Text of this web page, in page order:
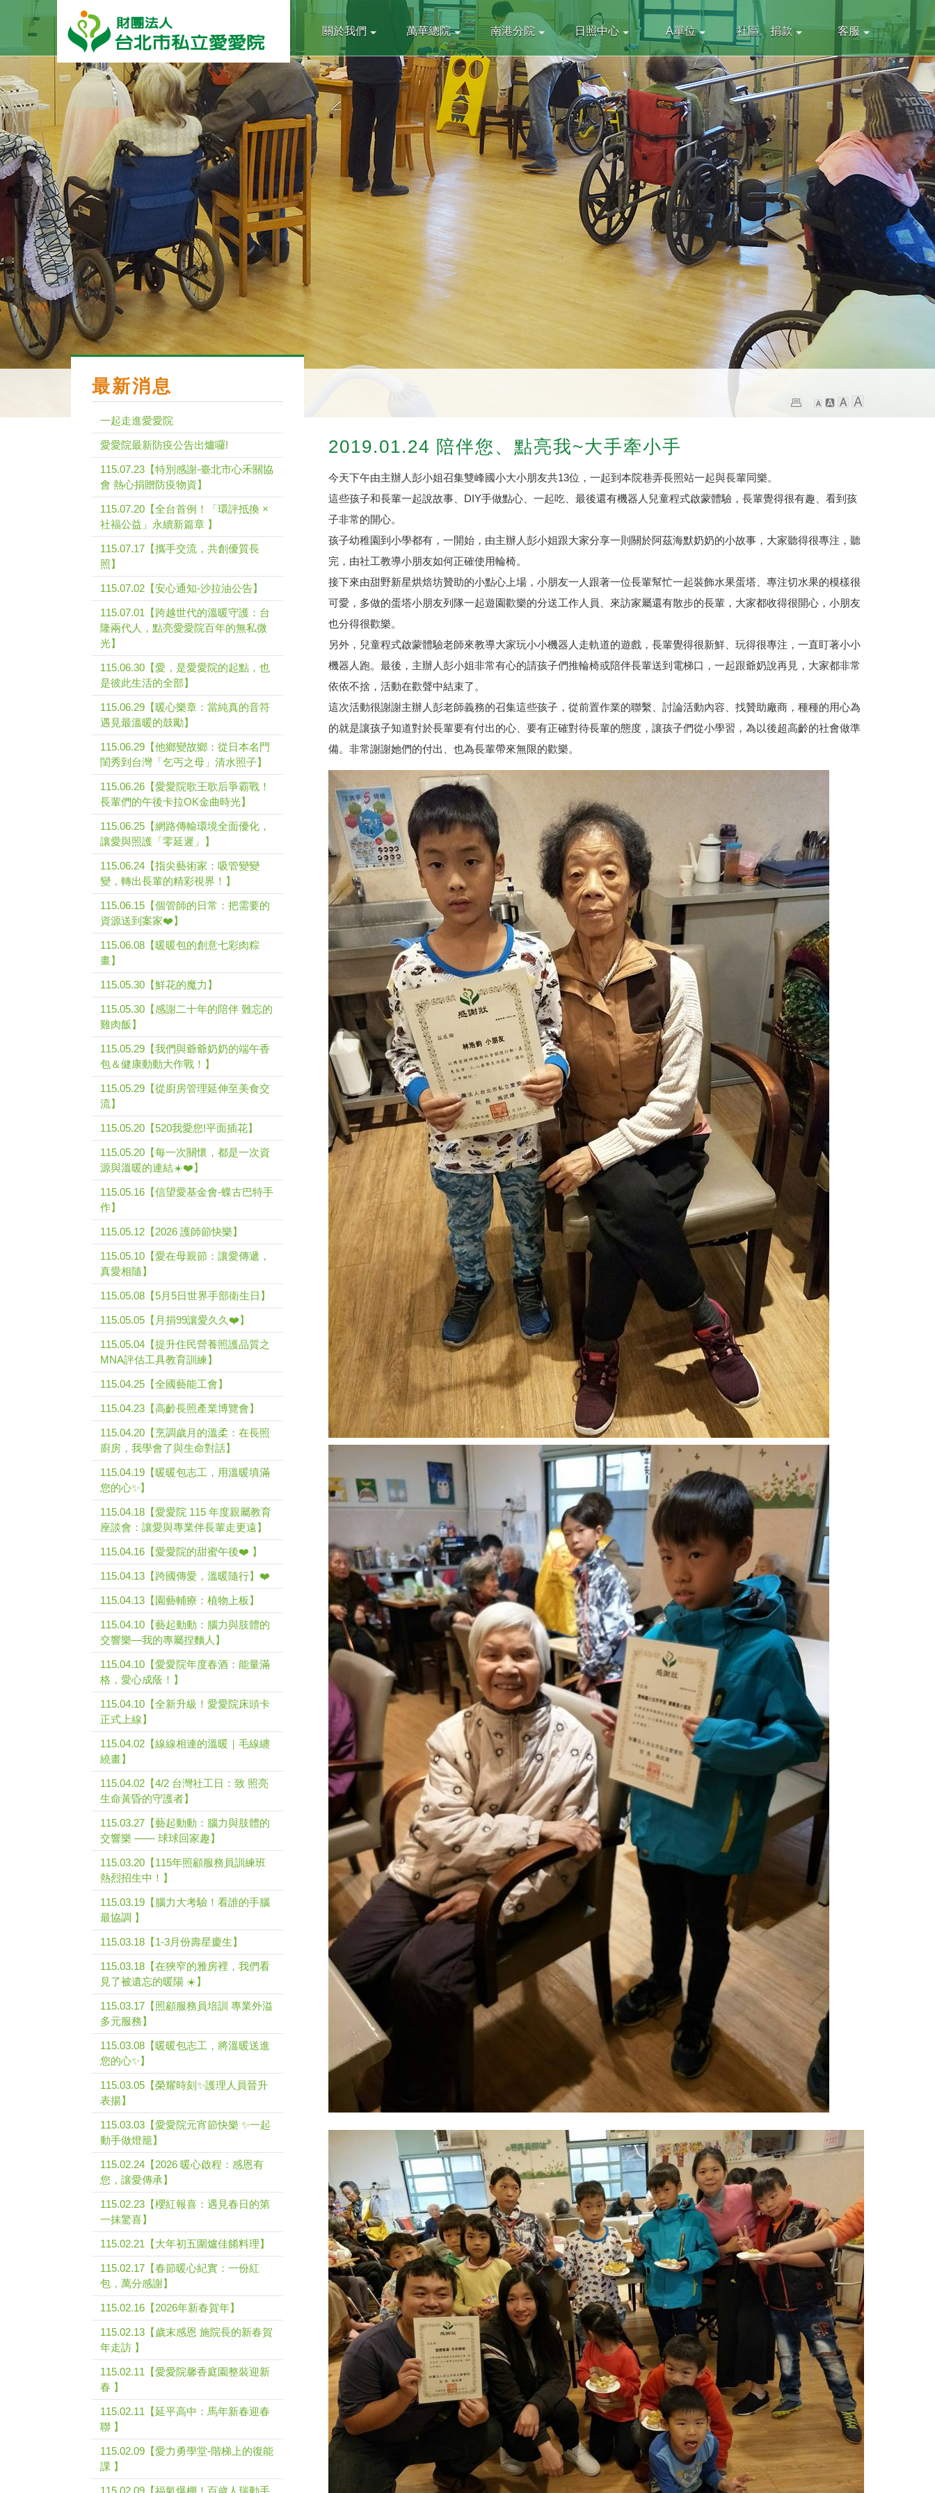
關於我們 萬華總院 南港分院 日照中心 A單位 社區。捐款 客服
2019.01.24 陪伴您、點亮我~大手牽小手
今天下午由主辦人彭小姐召集雙峰國小大小朋友共13位，一起到本院巷弄長照站一起與長輩同樂。
這些孩子和長輩一起說故事、DIY手做點心、一起吃、最後還有機器人兒童程式啟蒙體驗，長輩覺得很有趣、看到孩
子非常的開心。
孩子幼稚園到小學都有，一開始，由主辦人彭小姐跟大家分享一則關於阿茲海默奶奶的小故事，大家聽得很專注，聽
完，由社工教導小朋友如何正確使用輪椅。
接下來由甜野新星烘焙坊贊助的小點心上場，小朋友一人跟著一位長輩幫忙一起裝飾水果蛋塔、專注切水果的模樣很
可愛，多做的蛋塔小朋友列隊一起遊園歡樂的分送工作人員、來訪家屬還有散步的長輩，大家都收得很開心，小朋友
也分得很歡樂。
另外，兒童程式啟蒙體驗老師來教導大家玩小小機器人走軌道的遊戲，長輩覺得很新鮮、玩得很專注，一直盯著小小
機器人跑。最後，主辦人彭小姐非常有心的請孩子們推輪椅或陪伴長輩送到電梯口，一起跟爺奶說再見，大家都非常
依依不捨，活動在歡聲中結束了。
這次活動很謝謝主辦人彭老師義務的召集這些孩子，從前置作業的聯繫、討論活動內容、找贊助廠商，種種的用心為
的就是讓孩子知道對於長輩要有付出的心、要有正確對待長輩的態度，讓孩子們從小學習，為以後超高齡的社會做準
備。非常謝謝她們的付出、也為長輩帶來無限的歡樂。
最新消息
一起走進愛愛院
愛愛院最新防疫公告出爐囉!
115.07.23【特別感謝-臺北市心禾關協
會 熱心捐贈防疫物資】
115.07.20【全台首例！「環評抵換 ×
社福公益」永續新篇章 】
115.07.17【攜手交流，共創優質長
照】
115.07.02【安心通知-沙拉油公告】
115.07.01【跨越世代的溫暖守護：台
隆兩代人，點亮愛愛院百年的無私微
光】
115.06.30【愛，是愛愛院的起點，也
是彼此生活的全部】
115.06.29【暖心樂章：當純真的音符
遇見最溫暖的鼓勵】
115.06.29【他鄉變故鄉：從日本名門
閨秀到台灣「乞丐之母」清水照子】
115.06.26【愛愛院歌王歌后爭霸戰！
長輩們的午後卡拉OK金曲時光】
115.06.25【網路傳輸環境全面優化，
讓愛與照護「零延遲」】
115.06.24【指尖藝術家：吸管變變
變，轉出長輩的精彩視界！】
115.06.15【個管師的日常：把需要的
資源送到案家❤️】
115.06.08【暖暖包的創意七彩肉粽
畫】
115.05.30【鮮花的魔力】
115.05.30【感謝二十年的陪伴 難忘的
雞肉飯】
115.05.29【我們與爺爺奶奶的端午香
包＆健康動動大作戰！】
115.05.29【從廚房管理延伸至美食交
流】
115.05.20【520我愛您!平面插花】
115.05.20【每一次關懷，都是一次資
源與溫暖的連結☀️❤️】
115.05.16【信望愛基金會-蝶古巴特手
作】
115.05.12【2026 護師節快樂】
115.05.10【愛在母親節：讓愛傳遞，
真愛相隨】
115.05.08【5月5日世界手部衛生日】
115.05.05【月捐99讓愛久久❤️】
115.05.04【提升住民營養照護品質之
MNA評估工具教育訓練】
115.04.25【全國藝能工會】
115.04.23【高齡長照產業博覽會】
115.04.20【烹調歲月的溫柔：在長照
廚房，我學會了與生命對話】
115.04.19【暖暖包志工，用溫暖填滿
您的心✨】
115.04.18【愛愛院 115 年度親屬教育
座談會：讓愛與專業伴長輩走更遠】
115.04.16【愛愛院的甜蜜午後❤️ 】
115.04.13【跨國傳愛，溫暖隨行】❤️
115.04.13【園藝輔療：植物上板】
115.04.10【藝起動動：腦力與肢體的
交響樂—我的專屬捏麵人】
115.04.10【愛愛院年度春酒：能量滿
格，愛心成蔭！】
115.04.10【全新升級！愛愛院床頭卡
正式上線】
115.04.02【線線相連的溫暖｜毛線纏
繞畫】
115.04.02【4/2 台灣社工日：致 照亮
生命黃昏的守護者】
115.03.27【藝起動動：腦力與肢體的
交響樂 —— 球球回家趣】
115.03.20【115年照顧服務員訓練班
熱烈招生中！】
115.03.19【腦力大考驗！看誰的手腦
最協調 】
115.03.18【1-3月份壽星慶生】
115.03.18【在狹窄的雅房裡，我們看
見了被遺忘的暖陽 ☀️】
115.03.17【照顧服務員培訓 專業外溢
多元服務】
115.03.08【暖暖包志工，將溫暖送進
您的心✨】
115.03.05【榮耀時刻✨護理人員晉升
表揚】
115.03.03【愛愛院元宵節快樂 ✨一起
動手做燈籠】
115.02.24【2026 暖心啟程：感恩有
您，讓愛傳承】
115.02.23【櫻紅報喜：遇見春日的第
一抹驚喜】
115.02.21【大年初五圍爐佳餚料理】
115.02.17【春節暖心紀實：一份紅
包，萬分感謝】
115.02.16【2026年新春賀年】
115.02.13【歲末感恩 施院長的新春賀
年走訪 】
115.02.11【愛愛院馨香庭園整裝迎新
春 】
115.02.11【延平高中：馬年新春迎春
聯 】
115.02.09【愛力勇學堂-階梯上的復能
課 】
115.02.09【福氣爆棚！百歲人瑞動手